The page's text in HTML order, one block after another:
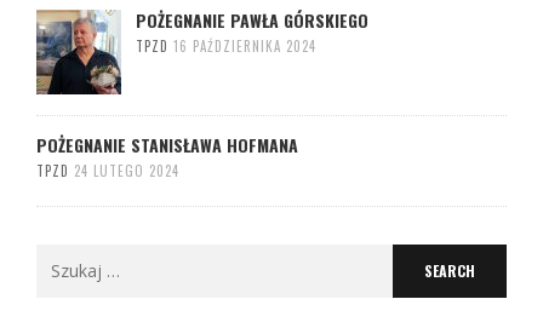
POŻEGNANIE PAWŁA GÓRSKIEGO
TPZD 16 PAŹDZIERNIKA 2024
POŻEGNANIE STANISŁAWA HOFMANA
TPZD 24 LUTEGO 2024